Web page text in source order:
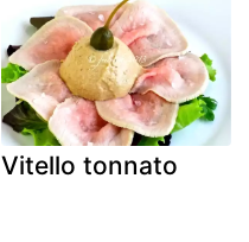
Vitello tonnato